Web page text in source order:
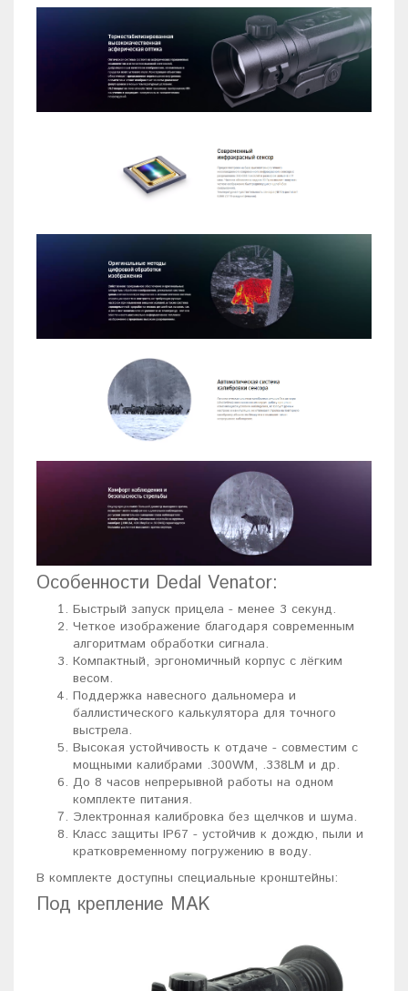
Особенности Dedal Venator:
Быстрый запуск прицела - менее 3 секунд.
Четкое изображение благодаря современным
алгоритмам обработки сигнала.
Компактный, эргономичный корпус с лёгким
весом.
Поддержка навесного дальномера и
баллистического калькулятора для точного
выстрела.
Высокая устойчивость к отдаче - совместим с
мощными калибрами .300WM, .338LM и др.
До 8 часов непрерывной работы на одном
комплекте питания.
Электронная калибровка без щелчков и шума.
Класс защиты IP67 - устойчив к дождю, пыли и
кратковременному погружению в воду.
В комплекте доступны специальные кронштейны:
Под крепление MAK